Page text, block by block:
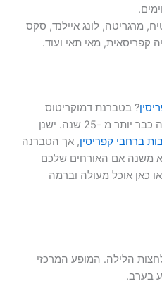
מרגריטה, לונג איילנד, סקס
קפריסאית, מאי תאי ועוד.
? בטברנת דמוקריטוס
מ -25 שנה. ישנן
ברחבי קפריסין, אך הטברנה
לא משנה אם האורחים שלכם
כאן אוכל מעולה וברמה
פתיחה: כל יום בין 17 לחצות הלילה. המופע המרכזי
בערב.